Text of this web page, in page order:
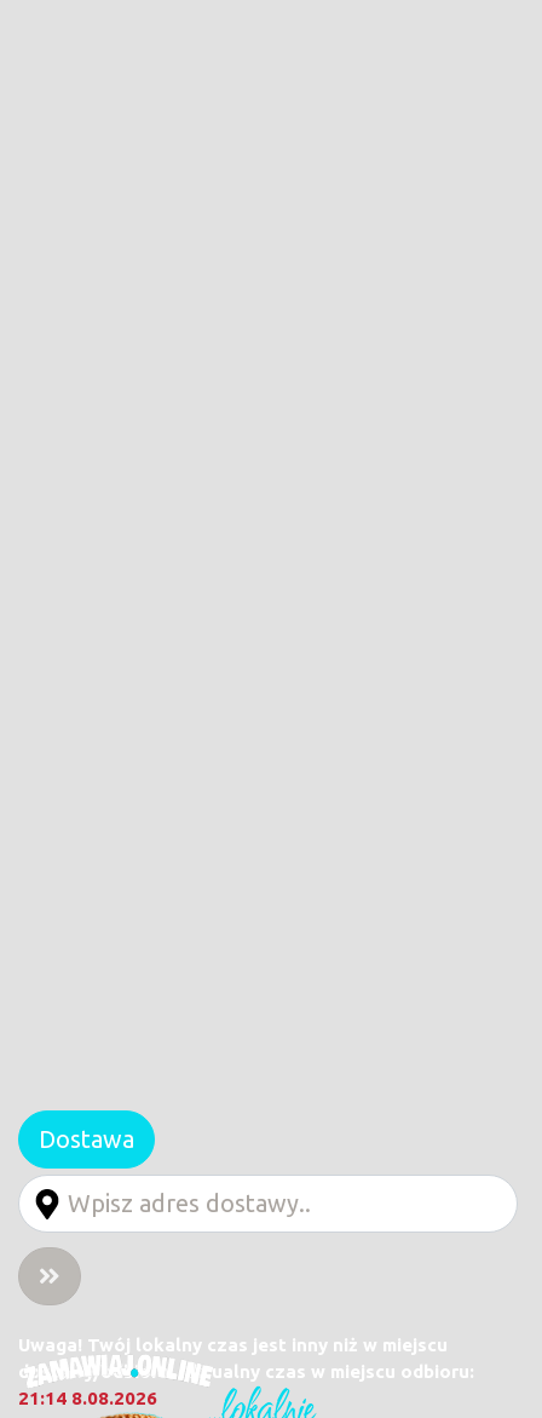
Dostawa
Uwaga! Twój lokalny czas jest inny niż w miejscu
dostawy/odbioru. Aktualny czas w miejscu odbioru:
21:14 8.08.2026